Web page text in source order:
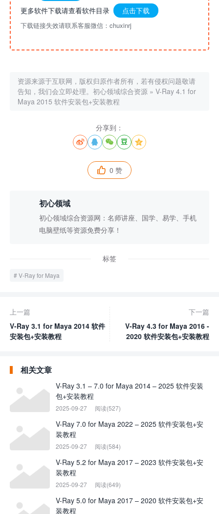
更多软件下载请查看软件目录 点击下载
下载链接失效请联系客服微信：chuxinrj
资源来源于互联网，版权归原作者所有，若有侵权问题敬请
告知，我们会立即处理。 初心领域综合资源 » V-Ray 4.1 for
Maya 2015 软件安装包+安装教程
分享到：
    
 0 赞
初心领域
初心领域综合资源网：名师讲座、国学、易学、手机
电脑壁纸等资源免费分享！
标签
V-Ray for Maya
上一篇
V-Ray 3.1 for Maya 2014 软件
安装包+安装教程
下一篇
V-Ray 4.3 for Maya 2016 -
2020 软件安装包+安装教程
相关文章
V-Ray 3.1 – 7.0 for Maya 2014 – 2025 软件安装
包+安装教程
2025-09-27 阅读(527)
V-Ray 7.0 for Maya 2022 – 2025 软件安装包+安
装教程
2025-09-27 阅读(584)
V-Ray 5.2 for Maya 2017 – 2023 软件安装包+安
装教程
2025-09-27 阅读(649)
V-Ray 5.0 for Maya 2017 – 2020 软件安装包+安
装教程